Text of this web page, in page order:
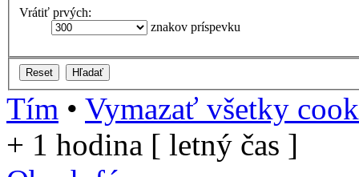
Vrátiť prvých:
znakov príspevku
Tím • Vymazať všetky
+ 1 hodina [ letný čas ]